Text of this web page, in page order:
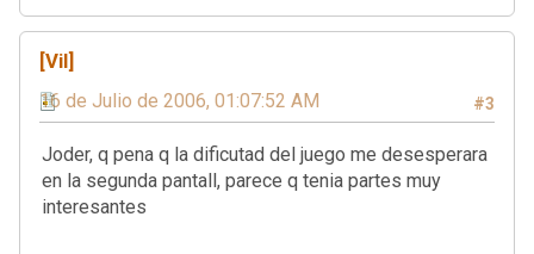
[Vil]
#3
16 de Julio de 2006, 01:07:52 AM
Joder, q pena q la dificutad del juego me desesperara
en la segunda pantall, parece q tenia partes muy
interesantes